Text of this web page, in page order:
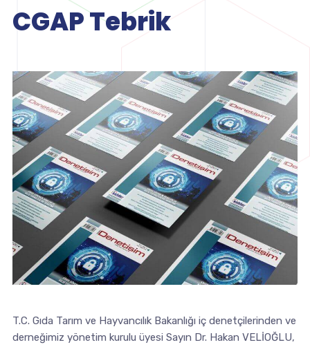
CGAP Tebrik
T.C. Gıda Tarım ve Hayvancılık Bakanlığı iç denetçilerinden ve
derneğimiz yönetim kurulu üyesi Sayın Dr. Hakan VELİOĞLU,